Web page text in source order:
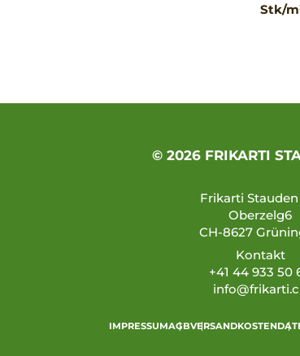
Stk/
© 2026 FRIKARTI
Frikarti Stauden
Oberzelg6
CH-8627
Kontakt
+41 44 933 50
IMPRESSUMAGBVERSANDKOSTEN